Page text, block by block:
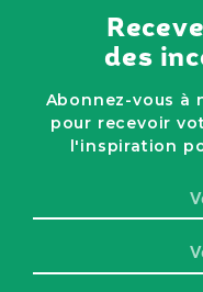
des
Abonnez-vous à
pour recevoir
l'inspiration
prénom
courriel